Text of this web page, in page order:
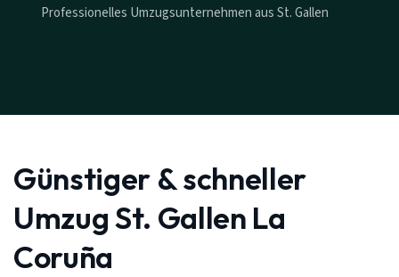
Professionelles Umzugsunternehmen aus St. Gallen
Günstiger & schneller
Umzug St. Gallen La
Coruña